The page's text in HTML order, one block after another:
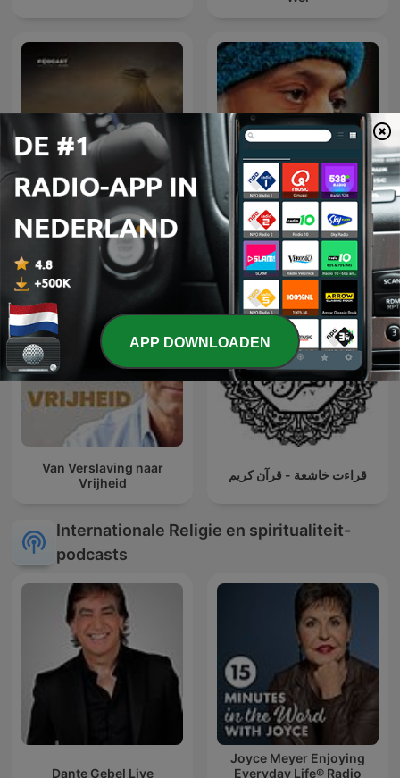
عمر Osho Hindi Podcast
Van Verslaving naar
Vrijheid
قراءت خاشعة - قرآن كريم
Internationale Religie en spiritualiteit-
podcasts
Dante Gebel Live
Joyce Meyer Enjoying
Everyday Life® Radio
APP DOWNLOADEN